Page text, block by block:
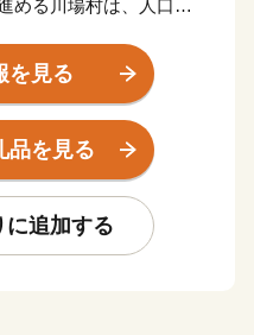
める川場村は、人口
夏は涼しく、冬はウィン
尊山の雪解け水の恩恵を
物、畜産物は絶品。川場
くための、皆様のあたた
一読ください
を見る
品を見る
に追加する